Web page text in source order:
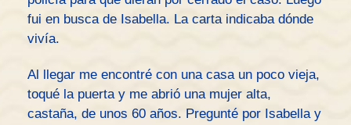
fui en busca de Isabella. La carta indicaba dónde
vivía.
Al llegar me encontré con una casa un poco vieja,
toqué la puerta y me abrió una mujer alta,
castaña, de unos 60 años. Pregunté por Isabella y